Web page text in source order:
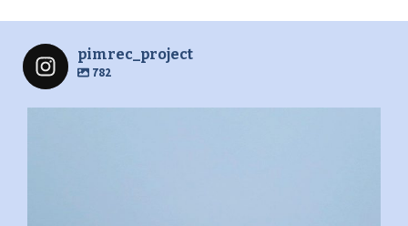
pimrec_project
782